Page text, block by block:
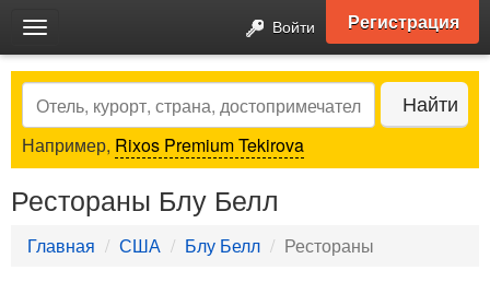
Toggle
navigation
Войти Регистрация
Search Найти
Например, Rixos Premium Tekirova
Рестораны Блу Белл
Главная США Блу Белл Рестораны